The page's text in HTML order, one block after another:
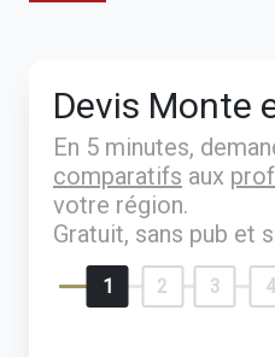
Devis Monte
En 5 minutes,
comparatifs aux
votre région.
Gratuit, sans pub et
1 2 3 4